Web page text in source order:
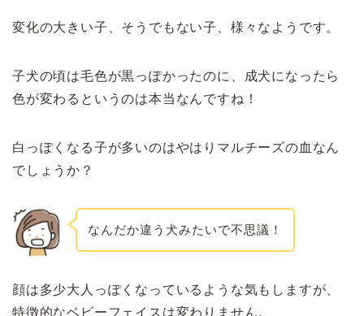
変化の大きい子、そうでもない子、様々なようです。
子犬の頃は毛色が黒っぽかったのに、成犬になったら
色が変わるというのは本当なんですね！
白っぽくなる子が多いのはやはりマルチーズの血なん
でしょうか？
なんだか違う犬みたいで不思議！
顔は多少大人っぽくなっているような気もしますが、
特徴的なベビーフェイスは変わりません。